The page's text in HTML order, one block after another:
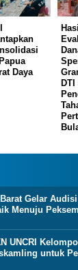
Daya
Hasil
Gelar
Menuju
UNCRI
untuk